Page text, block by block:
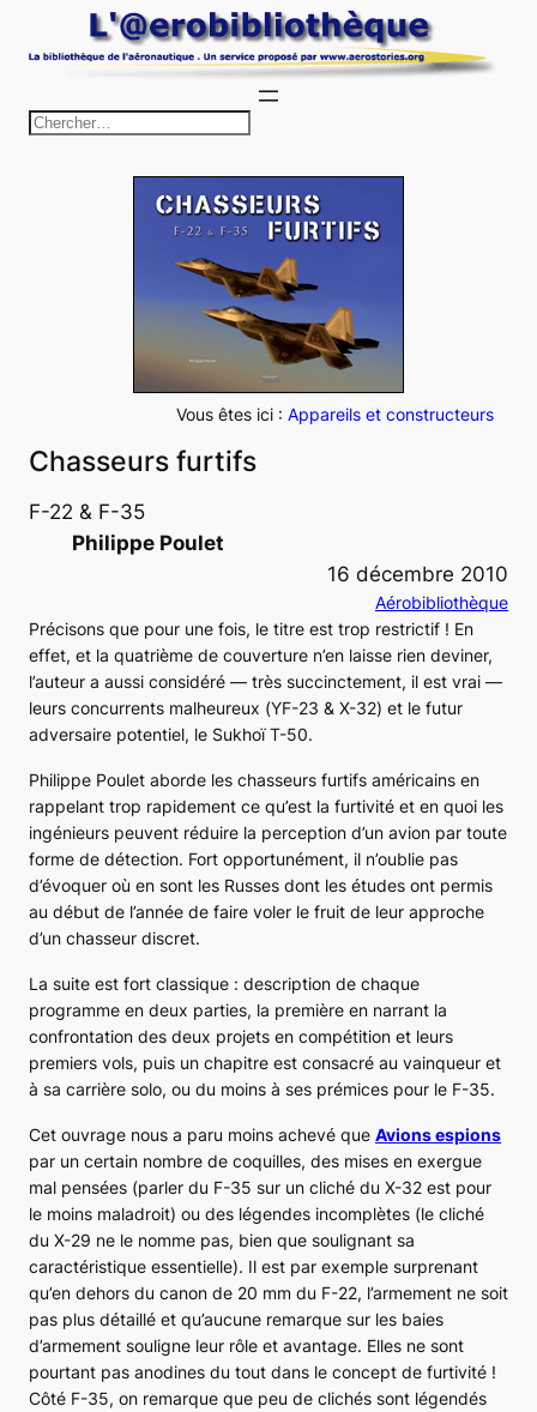
au
h
e
r
h
e
r
Vous êtes ici : Appareils et constructeurs
Chasseurs furtifs
F-22 & F-35
Philippe Poulet
16 décembre 2010
Aérobibliothèque
Précisons que pour une fois, le titre est trop restrictif ! En
effet, et la quatrième de couverture n’en laisse rien deviner,
l’auteur a aussi considéré — très succinctement, il est vrai —
leurs concurrents malheureux (YF-23 & X-32) et le futur
adversaire potentiel, le Sukhoï T-50.
Philippe Poulet aborde les chasseurs furtifs américains en
rappelant trop rapidement ce qu’est la furtivité et en quoi les
ingénieurs peuvent réduire la perception d’un avion par toute
forme de détection. Fort opportunément, il n’oublie pas
d’évoquer où en sont les Russes dont les études ont permis
au début de l’année de faire voler le fruit de leur approche
d’un chasseur discret.
La suite est fort classique : description de chaque
programme en deux parties, la première en narrant la
confrontation des deux projets en compétition et leurs
premiers vols, puis un chapitre est consacré au vainqueur et
à sa carrière solo, ou du moins à ses prémices pour le F-35.
Cet ouvrage nous a paru moins achevé que Avions espions
par un certain nombre de coquilles, des mises en exergue
mal pensées (parler du F-35 sur un cliché du X-32 est pour
le moins maladroit) ou des légendes incomplètes (le cliché
du X-29 ne le nomme pas, bien que soulignant sa
caractéristique essentielle). Il est par exemple surprenant
qu’en dehors du canon de 20 mm du F-22, l’armement ne soit
pas plus détaillé et qu’aucune remarque sur les baies
d’armement souligne leur rôle et avantage. Elles ne sont
pourtant pas anodines du tout dans le concept de furtivité !
Côté F-35, on remarque que peu de clichés sont légendés